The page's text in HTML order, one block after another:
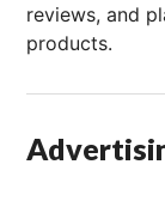
reviews, and
products.